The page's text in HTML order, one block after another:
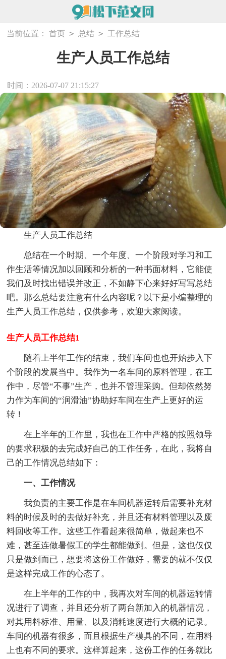
当前位置： 首页 > 总结 > 工作总结
生产人员工作总结
时间：2026-07-07 21:15:27
生产人员工作总结
总结在一个时期、一个年度、一个阶段对学习和工
作生活等情况加以回顾和分析的一种书面材料，它能使
我们及时找出错误并改正，不如静下心来好好写写总结
吧。那么总结要注意有什么内容呢？以下是小编整理的
生产人员工作总结，仅供参考，欢迎大家阅读。
生产人员工作总结1
随着上半年工作的结束，我们车间也也开始步入下
个阶段的发展当中。我作为一名车间的原料管理，在工
作中，尽管“不事”生产，也并不管理采购。但却依然努
力作为车间的“润滑油”协助好车间在生产上更好的运
转！
在上半年的工作里，我也在工作中严格的按照领导
的要求积极的去完成好自己的工作任务，在此，我将自
己的工作情况总结如下：
一、工作情况
我负责的主要工作是在车间机器运转后需要补充材
料的时候及时的去做好补充，并且还有材料管理以及废
料回收等工作。这些工作看起来很简单，做起来也不
难，甚至连做暑假工的学生都能做到。但是，这也仅仅
只是做到而已，想要将这份工作做好，需要的就不仅仅
是这样完成工作的心态了。
在上半年的工作的中，我再次对车间的机器运转情
况进行了调查，并且还分析了两台新加入的机器情况，
对其用料标准、用量、以及消耗速度进行大概的记录。
车间的机器有很多，而且根据生产模具的不同，在用料
上也有不同的要求。这样算起来，这份工作的任务就比